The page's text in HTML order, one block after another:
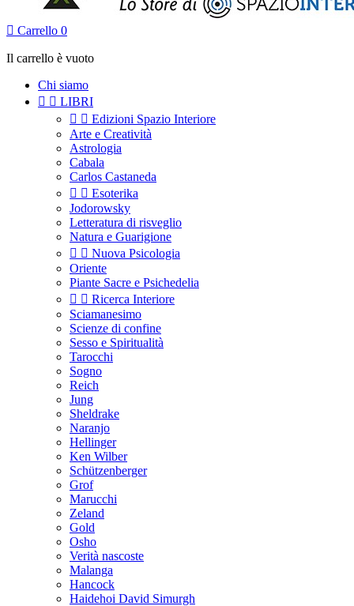
 Carrello 0
Il carrello è vuoto
Chi siamo
  LIBRI
  Edizioni Spazio Interiore
Arte e Creatività
Astrologia
Cabala
Carlos Castaneda
  Esoterika
Jodorowsky
Letteratura di risveglio
Natura e Guarigione
  Nuova Psicologia
Oriente
Piante Sacre e Psichedelia
  Ricerca Interiore
Sciamanesimo
Scienze di confine
Sesso e Spiritualità
Tarocchi
Sogno
Reich
Jung
Sheldrake
Naranjo
Hellinger
Ken Wilber
Schützenberger
Grof
Marucchi
Zeland
Gold
Osho
Verità nascoste
Malanga
Hancock
Haidehoi David Simurgh